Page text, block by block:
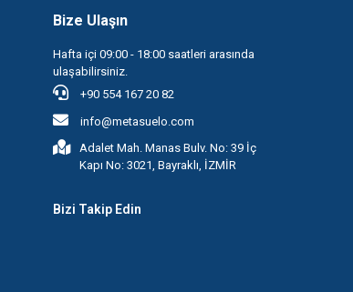
Bize Ulaşın
Hafta içi 09:00 - 18:00 saatleri arasında
ulaşabilirsiniz.
+90 554 167 20 82
info@metasuelo.com
Adalet Mah. Manas Bulv. No: 39 İç
Kapı No: 3021, Bayraklı, İZMİR
Bizi Takip Edin